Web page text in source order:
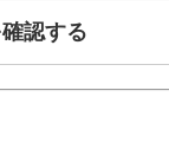
認する